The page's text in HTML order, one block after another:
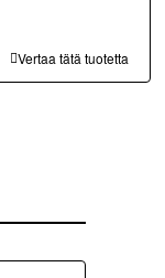
Vertaa tätä tuotetta